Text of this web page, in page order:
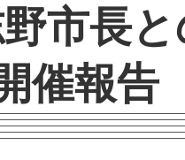
市長
催報告